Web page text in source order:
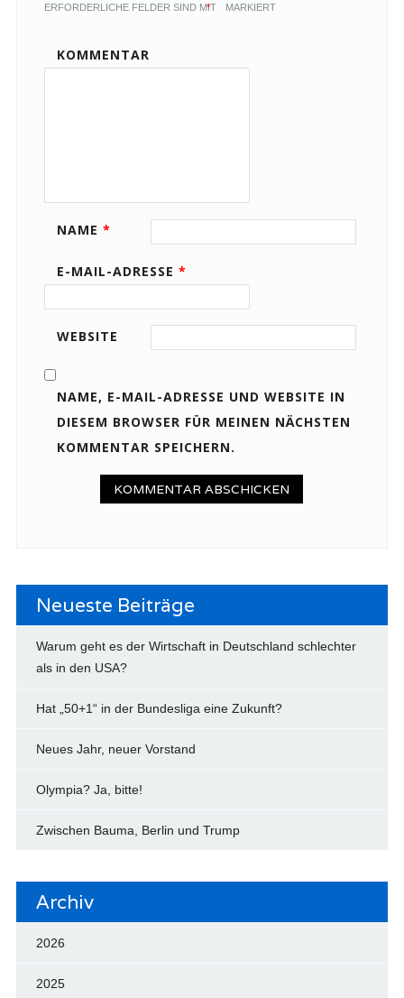
ERFORDERLICHE FELDER SIND MIT
* MARKIERT
KOMMENTAR
NAME *
E-MAIL-ADRESSE *
WEBSITE
NAME, E-MAIL-ADRESSE UND WEBSITE IN
DIESEM BROWSER FÜR MEINEN NÄCHSTEN
KOMMENTAR SPEICHERN.
Neueste Beiträge
Warum geht es der Wirtschaft in Deutschland schlechter
als in den USA?
Hat „50+1“ in der Bundesliga eine Zukunft?
Neues Jahr, neuer Vorstand
Olympia? Ja, bitte!
Zwischen Bauma, Berlin und Trump
Archiv
2026
2025